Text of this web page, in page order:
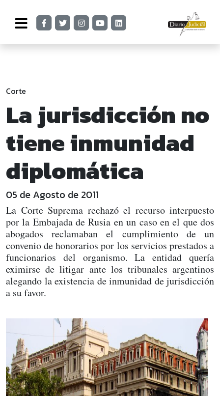
Corte
La jurisdicción no
tiene inmunidad
diplomática
05 de Agosto de 2011
La Corte Suprema rechazó el recurso interpuesto
por la Embajada de Rusia en un caso en el que dos
abogados reclamaban el cumplimiento de un
convenio de honorarios por los servicios prestados a
funcionarios del organismo. La entidad quería
eximirse de litigar ante los tribunales argentinos
alegando la existencia de inmunidad de jurisdicción
a su favor.